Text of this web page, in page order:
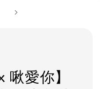
啾愛你】